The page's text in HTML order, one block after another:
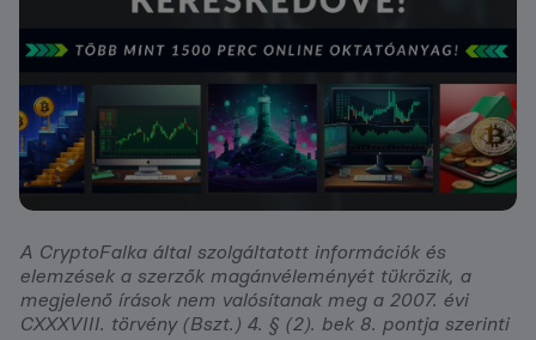
A CryptoFalka által szolgáltatott információk és
elemzések a szerzők magánvéleményét tükrözik, a
megjelenő írások nem valósítanak meg a 2007. évi
CXXXVIII. törvény (Bszt.) 4. § (2). bek 8. pontja szerinti